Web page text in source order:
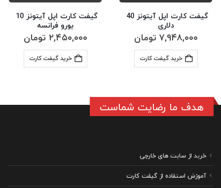
دلاری
۷,۹۴۸,۰۰۰ تومان
خرید گیفت کارت
یورو فرانسه
۲,۴۵۰,۰۰۰ تومان
خرید گیفت کارت
هدف ما رضایت شماست
خرید از سایت های خارجی
آموزش استفاده از گیفت کارت